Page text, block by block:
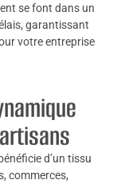
se font dans un
garantissant
votre entreprise
d’un tissu
commerces,